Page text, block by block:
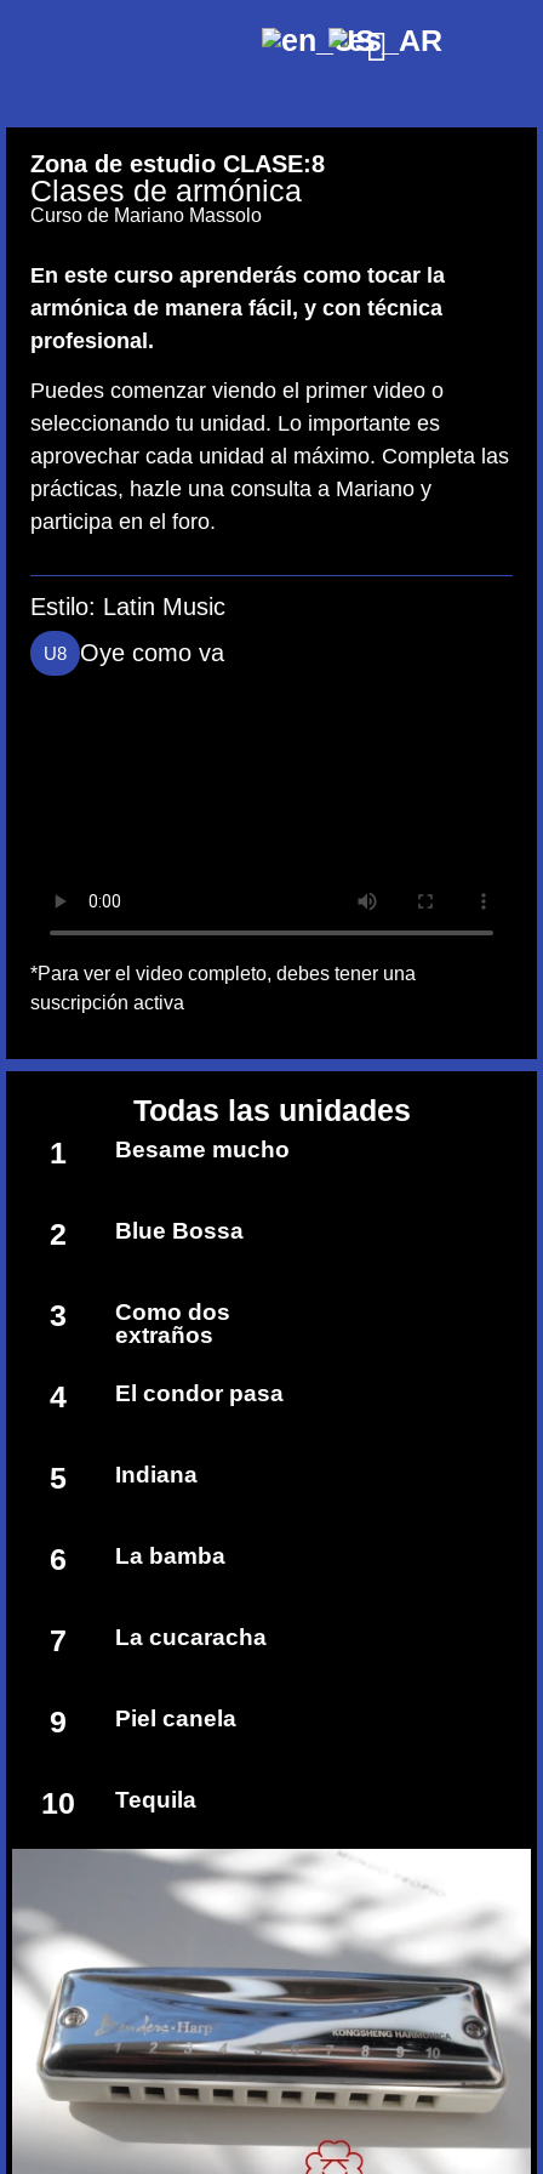
Zona de estudio CLASE:8
Clases de armónica
Curso de Mariano Massolo
En este curso aprenderás como tocar la
armónica de manera fácil, y con técnica
profesional.
Puedes comenzar viendo el primer video o
seleccionando tu unidad. Lo importante es
aprovechar cada unidad al máximo. Completa las
prácticas, hazle una consulta a Mariano y
participa en el foro.
Estilo: Latin Music
U8 Oye como va
*Para ver el video completo, debes tener una
suscripción activa
Todas las unidades
1
Besame mucho
2 Blue Bossa
3
Como dos
extraños
4 El condor pasa
5 Indiana
6 La bamba
7 La cucaracha
9 Piel canela
10 Tequila